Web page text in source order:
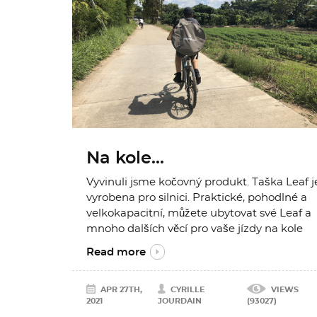
Na kole...
Vyvinuli jsme kočovný produkt. Taška Leaf
vyrobena pro silnici. Praktické, pohodlné a
velkokapacitní, můžete ubytovat své Leaf a
mnoho dalších věcí pro vaše jízdy na kole
Read more
APR 27TH,
2021
CYRILLE
JOURDAIN
VIEWS
(93027)